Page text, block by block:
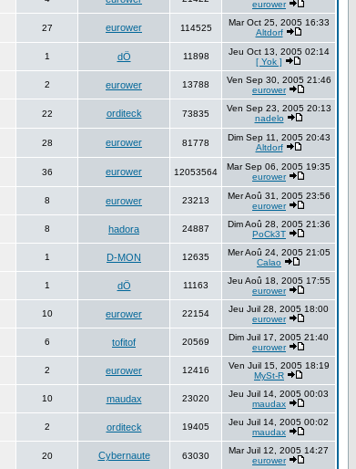
eurower
27 eurower 114525
Mar Oct 25, 2005 16:33
Altdorf
1 dÖ 11898
Jeu Oct 13, 2005 02:14
[ Yok ]
2 eurower 13788
Ven Sep 30, 2005 21:46
eurower
22 orditeck 73835
Ven Sep 23, 2005 20:13
nadelo
28 eurower 81778
Dim Sep 11, 2005 20:43
Altdorf
36 eurower 12053564
Mar Sep 06, 2005 19:35
eurower
8 eurower 23213
Mer Aoû 31, 2005 23:56
eurower
8 hadora 24887
Dim Aoû 28, 2005 21:36
PoCk3T
1 D-MON 12635
Mer Aoû 24, 2005 21:05
Calao
1 dÖ 11163
Jeu Aoû 18, 2005 17:55
eurower
10 eurower 22154
Jeu Juil 28, 2005 18:00
eurower
6 tofitof 20569
Dim Juil 17, 2005 21:40
eurower
2 eurower 12416
Ven Juil 15, 2005 18:19
MySt-R
10 maudax 23020
Jeu Juil 14, 2005 00:03
maudax
2 orditeck 19405
Jeu Juil 14, 2005 00:02
maudax
20 Cybernaute 63030
Mar Juil 12, 2005 14:27
eurower